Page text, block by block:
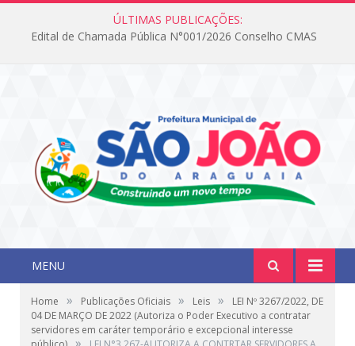
ÚLTIMAS PUBLICAÇÕES:
Edital de Chamada Pública N°001/2026 Conselho CMAS
MENU
Home » Publicações Oficiais » Leis »
LEI Nº 3267/2022, DE
04 DE MARÇO DE 2022 (Autoriza o Poder Executivo a contratar
servidores em caráter temporário e excepcional interesse